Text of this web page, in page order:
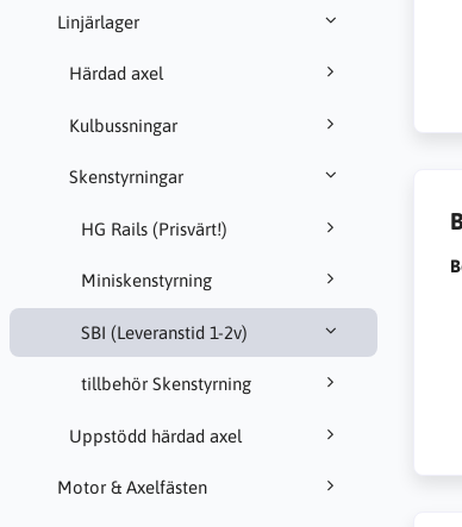
Linjärlager
Härdad axel
Kulbussningar
Skenstyrningar
HG Rails (Prisvärt!)
Miniskenstyrning
SBI (Leveranstid 1-2v)
tillbehör Skenstyrning
Uppstödd härdad axel
Motor & Axelfästen